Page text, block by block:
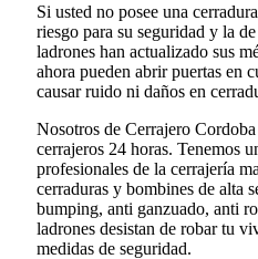
Si usted no posee una
riesgo para su seguridad y la
ladrones han actualizado sus
ahora pueden abrir puertas en
causar ruido ni daños en
Nosotros de Cerrajero
cerrajeros 24 horas. Tenemos
profesionales de la cerrajería
cerraduras y bombines de alta
bumping, anti ganzuado, anti
ladrones desistan de robar tu
medidas de seguridad.